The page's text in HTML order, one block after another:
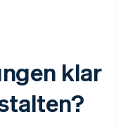
klar